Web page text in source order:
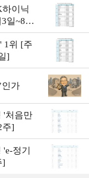
하이닉
일~8월
1위 [주
]
인가
'처음만
주]
정기
]